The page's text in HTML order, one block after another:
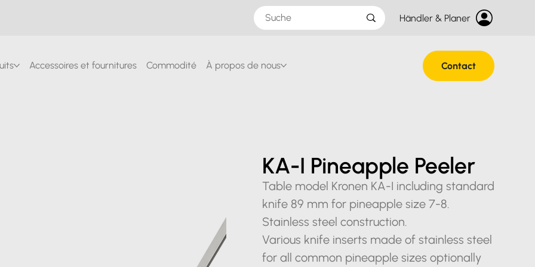
Händler & Planer
Contact
Accessoires et fournitures Commodité À propos de nous
KA-I Pineapple Peeler
Table model Kronen KA-I including standard
knife 89 mm for pineapple size 7-8.
Stainless steel construction.
Various knife inserts made of stainless steel
for all common pineapple sizes optionally